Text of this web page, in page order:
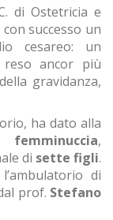
di Ostetricia e
successo un
cesareo: un
ancor più
della gravidanza,
ha dato alla
,
di sette figli.
di
prof. Stefano